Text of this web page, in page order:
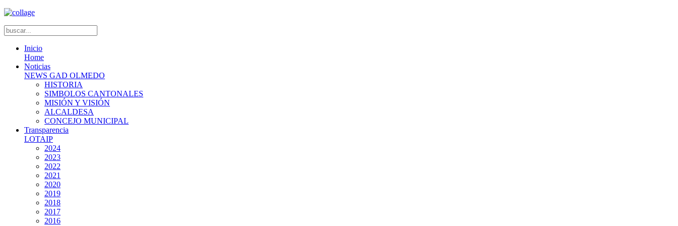
Inicio
Home
Noticias
NEWS GAD OLMEDO
HISTORIA
SIMBOLOS CANTONALES
MISIÓN Y VISIÓN
ALCALDESA
CONCEJO MUNICIPAL
Transparencia
LOTAIP
2024
2023
2022
2021
2020
2019
2018
2017
2016